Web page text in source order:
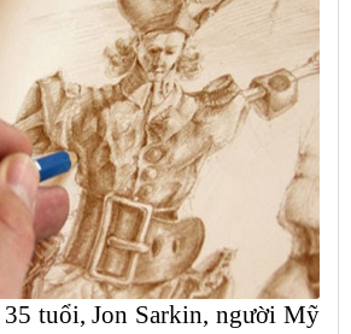
tuổi, Jon Sarkin, người Mỹ